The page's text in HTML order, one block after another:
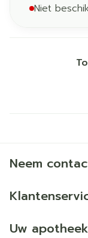
Niet
Neem
Uw apotheek